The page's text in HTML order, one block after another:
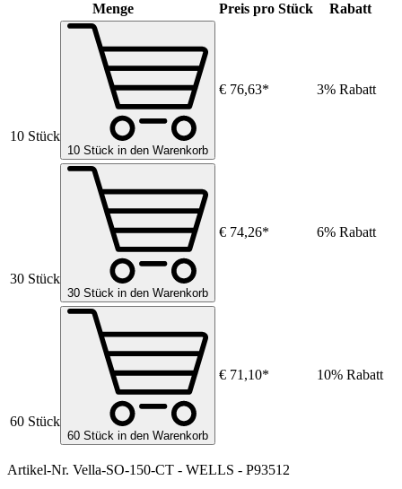
Menge Preis pro Stück Rabatt
10 Stück
10 Stück in den Warenkorb
€ 76,63* 3% Rabatt
30 Stück
30 Stück in den Warenkorb
€ 74,26* 6% Rabatt
60 Stück
60 Stück in den Warenkorb
€ 71,10* 10% Rabatt
Artikel-Nr. Vella-SO-150-CT - WELLS - P93512